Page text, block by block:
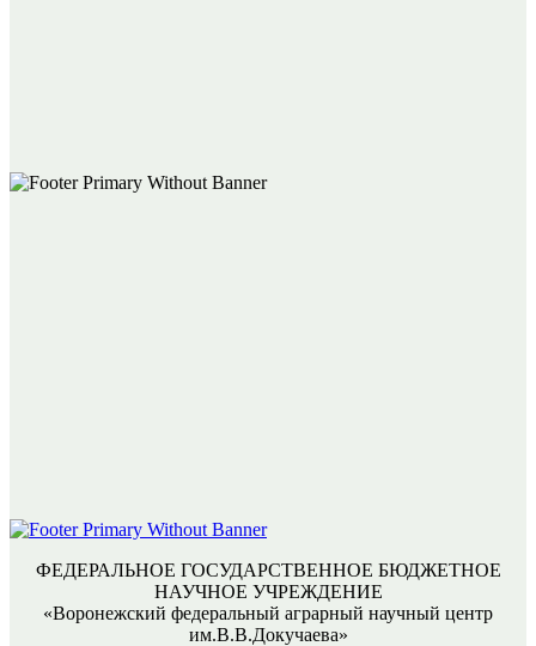
ФЕДЕРАЛЬНОЕ ГОСУДАРСТВЕННОЕ БЮДЖЕТНОЕ
НАУЧНОЕ УЧРЕЖДЕНИЕ
«Воронежский федеральный аграрный научный центр
им.В.В.Докучаева»